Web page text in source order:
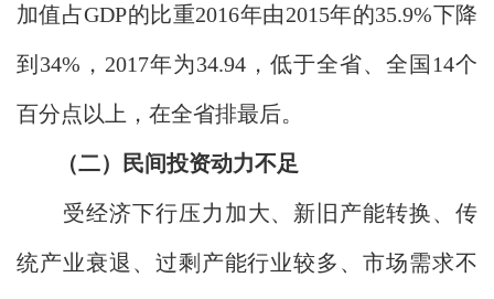
加值占GDP的比重2016年由2015年的35.9%下降
到34%，2017年为34.94，低于全省、全国14个
百分点以上，在全省排最后。
（二）民间投资动力不足
受经济下行压力加大、新旧产能转换、传
统产业衰退、过剩产能行业较多、市场需求不